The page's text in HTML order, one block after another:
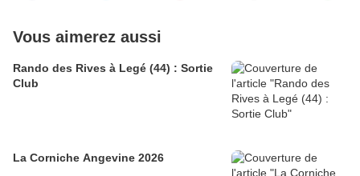
Vous aimerez aussi
Rando des Rives à Legé (44) : Sortie
Club
La Corniche Angevine 2026